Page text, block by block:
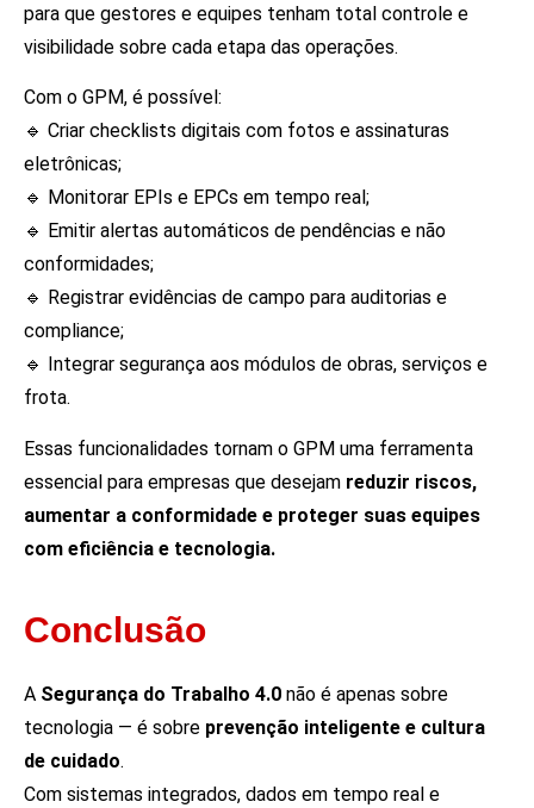
para que gestores e equipes tenham total controle e
visibilidade sobre cada etapa das operações.
Com o GPM, é possível:
🔹 Criar checklists digitais com fotos e assinaturas
eletrônicas;
🔹 Monitorar EPIs e EPCs em tempo real;
🔹 Emitir alertas automáticos de pendências e não
conformidades;
🔹 Registrar evidências de campo para auditorias e
compliance;
🔹 Integrar segurança aos módulos de obras, serviços e
frota.
Essas funcionalidades tornam o GPM uma ferramenta
essencial para empresas que desejam reduzir riscos,
aumentar a conformidade e proteger suas equipes
com eficiência e tecnologia.
Conclusão
A Segurança do Trabalho 4.0 não é apenas sobre
tecnologia — é sobre prevenção inteligente e cultura
de cuidado.
Com sistemas integrados, dados em tempo real e